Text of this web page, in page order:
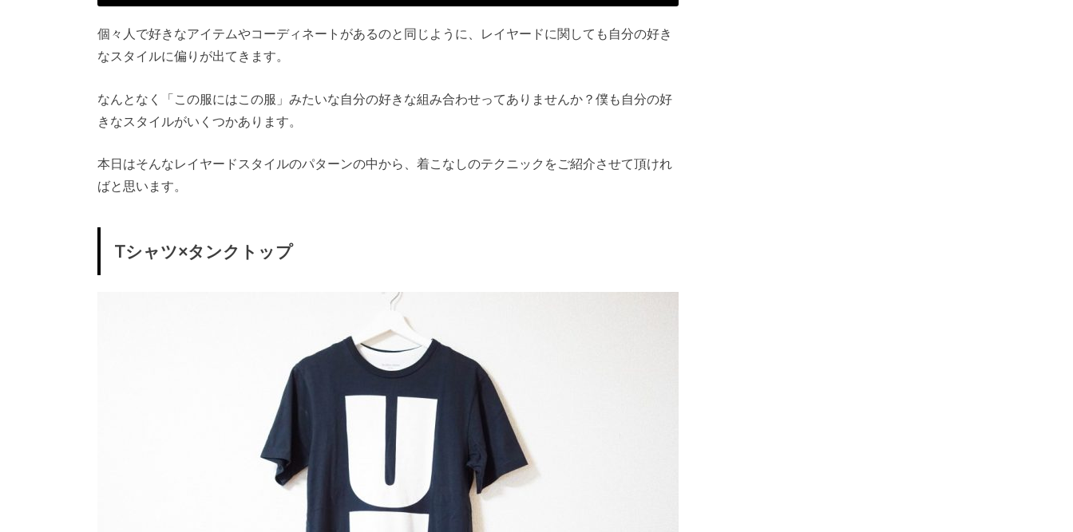
個々人で好きなアイテムやコーディネートがあるのと同じように、レイヤードに関しても自分の好き
なスタイルに偏りが出てきます。
なんとなく「この服にはこの服」みたいな自分の好きな組み合わせってありませんか？僕も自分の好
きなスタイルがいくつかあります。
本日はそんなレイヤードスタイルのパターンの中から、着こなしのテクニックをご紹介させて頂けれ
ばと思います。
Tシャツ×タンクトップ